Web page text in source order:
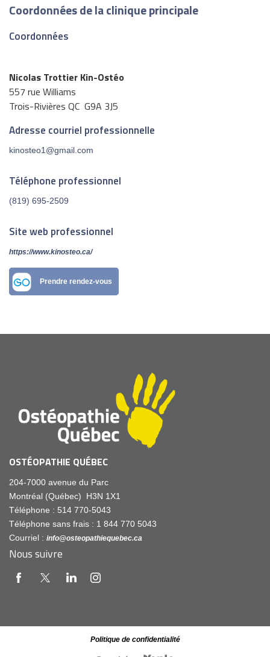
Coordonnées de la clinique principale
Coordonnées
Nicolas Trottier Kin-Ostéo
557 rue Williams
Trois-Rivières QC G9A 3J5
Adresse courriel professionnelle
kinosteo1@gmail.com
Téléphone professionnel
(819) 695-2509
Site web professionnel
https://www.kinosteo.ca/
Prendre rendez-vous
OSTÉOPATHIE QUÉBEC
204-7000 avenue du Parc
Montréal (Québec) H3N 1X1
Téléphone : 514 770-5043
Téléphone sans frais : 1 844 770 5043
Courriel : info@osteopathiequebec.ca
Nous suivre
Politique de confidentialité